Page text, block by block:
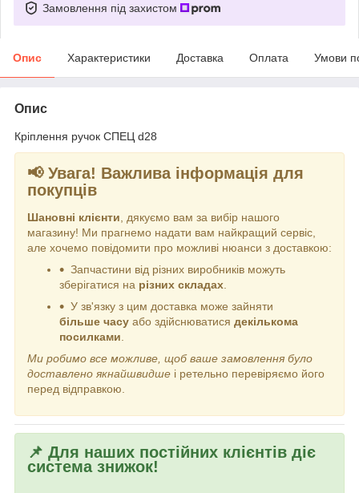
Замовлення під захистом
Опис Характеристики Доставка Оплата Умови
Опис
Кріплення ручок СПЕЦ d28
📢 Увага! Важлива інформація для
покупців
Шановні клієнти, дякуємо вам за вибір нашого
магазину! Ми прагнемо надати вам найкращий сервіс,
але хочемо повідомити про можливі нюанси з доставкою:
Запчастини від різних виробників можуть
зберігатися на різних складах.
У зв'язку з цим доставка може зайняти
більше часу або здійснюватися декількома
посилками.
Ми робимо все можливе, щоб ваше замовлення було
доставлено якнайшвидше і ретельно перевіряємо його
перед відправкою.
📌 Для наших постійних клієнтів діє
система знижок!